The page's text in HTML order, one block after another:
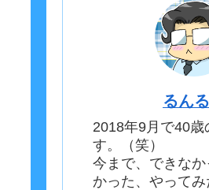
るん
2018年9月で40歳
す。（笑）
今まで、できな
かった、やって